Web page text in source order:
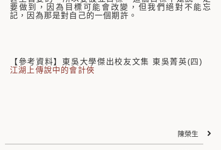
要做到，因為目標可能會改變，但我們絕對不能忘
記，因為那是對自己的一個期許。
【參考資料】東吳大學傑出校友文集 東吳菁英(四)
江湖上傳說中的會計俠
陳榮生